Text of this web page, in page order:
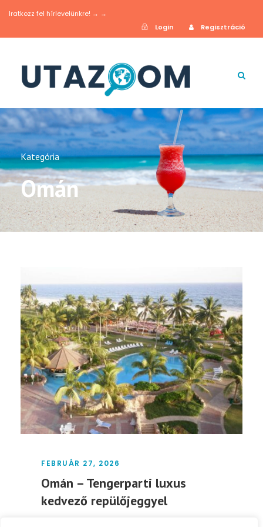
Iratkozz fel hírlevelünkre! → →
Login
Regisztráció
Kategória
Omán
FEBRUÁR 27, 2026
Omán – Tengerparti luxus
kedvező repülőjeggyel